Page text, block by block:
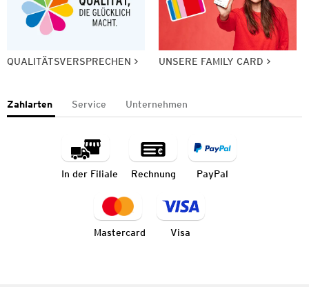
QUALITÄTSVERSPRECHEN UNSERE FAMILY CARD
Zahlarten Service Unternehmen
In der Filiale Rechnung PayPal
Mastercard Visa